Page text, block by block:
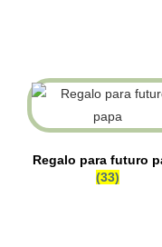
Regalo para futuro
(33)